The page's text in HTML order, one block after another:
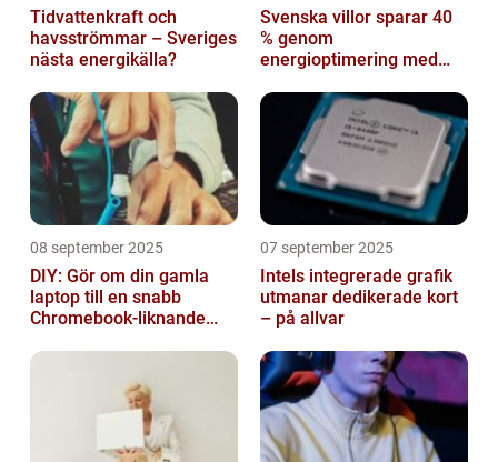
Tidvattenkraft och
havsströmmar – Sveriges
nästa energikälla?
Svenska villor sparar 40
% genom
energioptimering med
08 september 2025
DIY: Gör om din gamla
laptop till en snabb
Chromebook-liknande
07 september 2025
Intels integrerade grafik
utmanar dedikerade kort
– på allvar